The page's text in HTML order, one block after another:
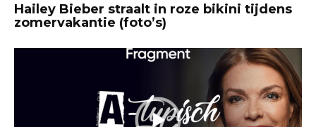
Hailey Bieber straalt in roze bikini tijdens
zomervakantie (foto’s)